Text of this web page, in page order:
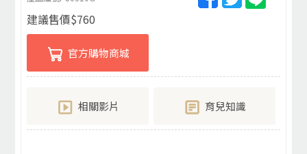
建議售價$760
官方購物商城
相關影片 育兒知識